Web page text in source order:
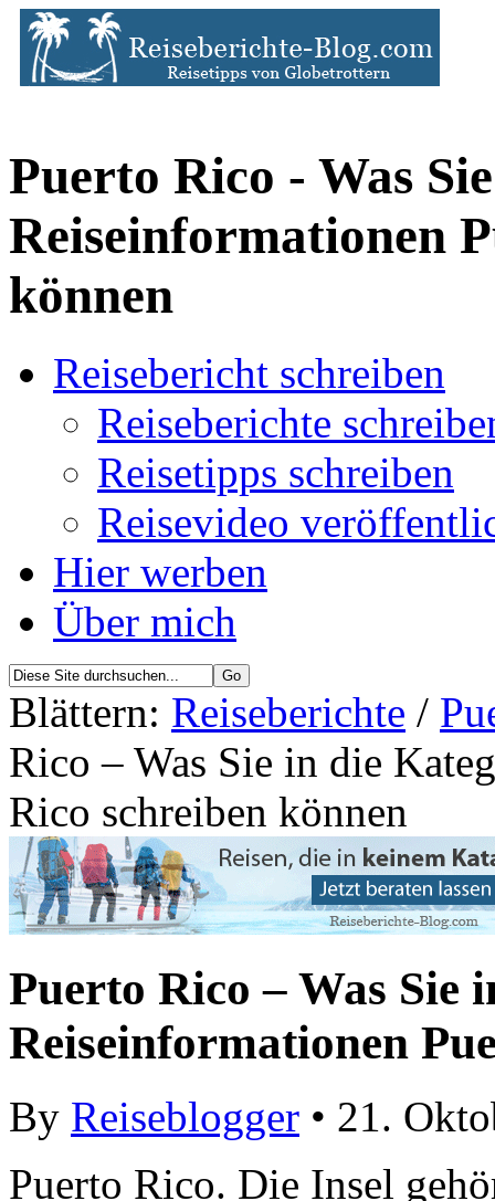
Puerto Rico - Was
Reiseinformationen
können
Reisebericht schreiben
Reiseberichte
Reisetipps schreiben
Reisevideo
Hier werben
Über mich
Blättern: Reiseberichte /
Rico – Was Sie in die
Rico schreiben können
Puerto Rico – Was Sie
Reiseinformationen
By Reiseblogger • 21.
Puerto Rico. Die Insel